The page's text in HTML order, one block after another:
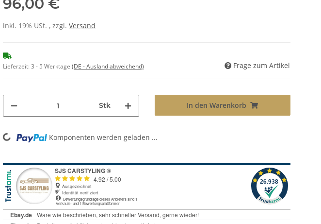
96,00 €
inkl. 19% USt. , zzgl. Versand
Lieferzeit:3 - 5 Werktage (DE - Ausland abweichend) Frage zum Artikel
Stk In den Warenkorb
Loading... Komponenten werden geladen ...